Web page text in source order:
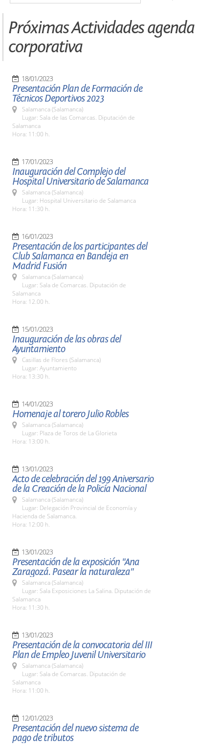
Próximas Actividades agenda
corporativa
18/01/2023
Presentación Plan de Formación de
Técnicos Deportivos 2023
Salamanca (Salamanca)
Lugar: Sala de las Comarcas. Diputación de
Salamanca
Hora: 11:00 h.
17/01/2023
Inauguración del Complejo del
Hospital Universitario de Salamanca
Salamanca (Salamanca)
Lugar: Hospital Universitario de Salamanca
Hora: 11:30 h.
16/01/2023
Presentación de los participantes del
Club Salamanca en Bandeja en
Madrid Fusión
Salamanca (Salamanca)
Lugar: Sala de Comarcas. Diputación de
Salamanca
Hora: 12.00 h.
15/01/2023
Inauguración de las obras del
Ayuntamiento
Casillas de Flores (Salamanca)
Lugar: Ayuntamiento
Hora: 13:30 h.
14/01/2023
Homenaje al torero Julio Robles
Salamanca (Salamanca)
Lugar: Plaza de Toros de La Glorieta
Hora: 13:00 h.
13/01/2023
Acto de celebración del 199 Aniversario
de la Creación de la Policía Nacional
Salamanca (Salamanca)
Lugar: Delegación Provincial de Economía y
Hacienda de Salamanca.
Hora: 12:00 h.
13/01/2023
Presentación de la exposición "Ana
Zaragozá. Pasear la naturaleza"
Salamanca (Salamanca)
Lugar: Sala Exposiciones La Salina. Diputación de
Salamanca
Hora: 11:30 h.
13/01/2023
Presentación de la convocatoria del III
Plan de Empleo Juvenil Universitario
Salamanca (Salamanca)
Lugar: Sala de Comarcas. Diputación de
Salamanca
Hora: 11:00 h.
12/01/2023
Presentación del nuevo sistema de
pago de tributos